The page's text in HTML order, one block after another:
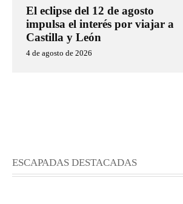
El eclipse del 12 de agosto
impulsa el interés por viajar a
Castilla y León
4 de agosto de 2026
ESCAPADAS DESTACADAS